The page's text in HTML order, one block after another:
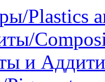
Plastics
и